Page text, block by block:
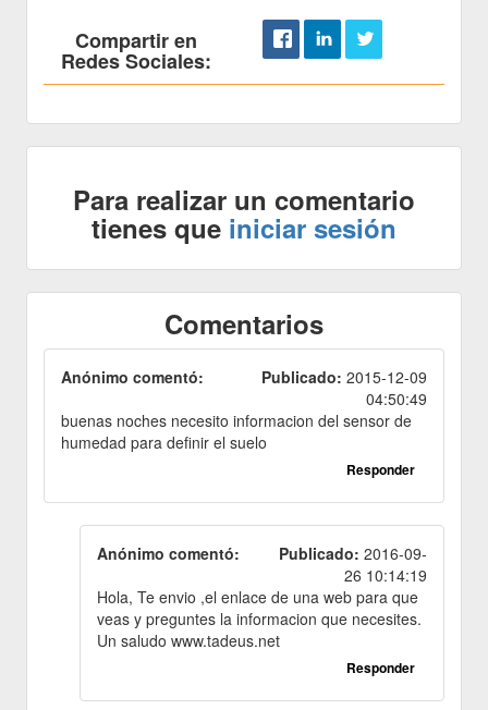
Compartir en
Redes Sociales:
Para realizar un comentario
tienes que iniciar sesión
Comentarios
Anónimo comentó: Publicado: 2015-12-09
04:50:49
buenas noches necesito informacion del sensor de
humedad para definir el suelo
Responder
Anónimo comentó: Publicado: 2016-09-
26 10:14:19
Hola, Te envio ,el enlace de una web para que
veas y preguntes la informacion que necesites.
Un saludo www.tadeus.net
Responder